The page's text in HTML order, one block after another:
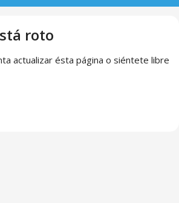
roto
actualizar ésta página o siéntete libre